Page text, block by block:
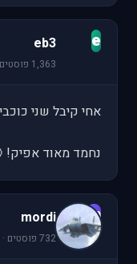
e
eb3
1,363 פוסטים
אחי קיבל שני
נחמד מאוד אפיק!
m
mordi
732 פוסטים · ירושלים